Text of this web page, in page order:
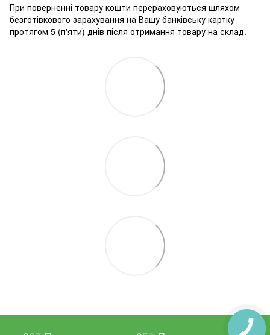
При поверненні товару кошти перераховуються шляхом
безготівкового зарахування на Вашу банківську картку
протягом 5 (п'яти) днів після отримання товару на склад.